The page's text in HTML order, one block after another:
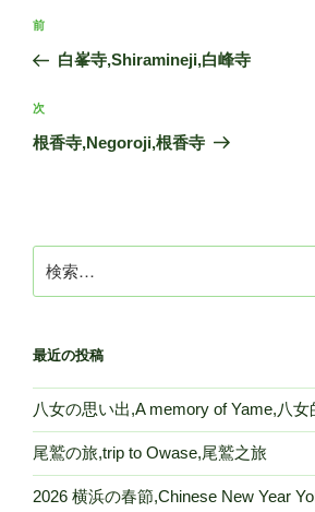
投
ナ
ビ
ゲ
ン
前
の
稿
前
白峯寺,Shiramineji,白峰寺
次
の
次
根香寺,Negoroji,根香寺
索:
最近の投稿
八女の思い出,A memory of Yame,八女
尾鷲の旅,trip to Owase,尾鷲之旅
2026 横浜の春節,Chinese New Year